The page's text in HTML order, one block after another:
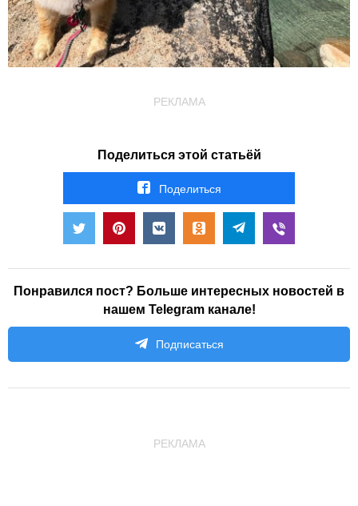
РЕКЛАМА
Поделиться этой статьёй
Поделиться
Понравился пост? Больше интересных новостей в
нашем Telegram канале!
Подписаться
РЕКЛАМА